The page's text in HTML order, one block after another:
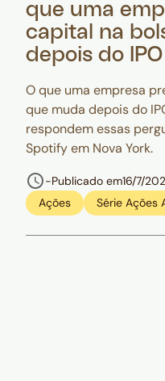
que uma
capital na
depois do IPO
O que uma empresa
que muda depois do
respondem essas
Spotify em Nova York.
-Publicado em16/7/
Ações
Série Ações